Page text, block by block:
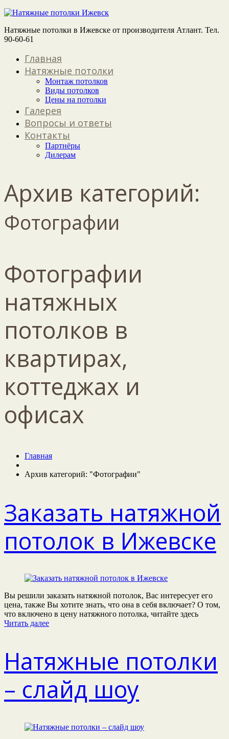
Натяжные потолки в Ижевске от производителя Атлант. Тел.
90-60-61
Главная
Натяжные потолки
Монтаж потолков
Виды потолков
Цены на потолки
Галерея
Вопросы и ответы
Контакты
Партнёры
Дилерам
Архив категорий:
Фотографии
Фотографии
натяжных
потолков в
квартирах,
коттеджах и
офисах
Главная
Архив категорий: "Фотографии"
Заказать натяжной
потолок в Ижевске
Вы решили заказать натяжной потолок, Вас интересует его
цена, также Вы хотите знать, что она в себя включает? О том,
что включено в цену натяжного потолка, читайте здесь
Читать далее
Натяжные потолки
– слайд шоу